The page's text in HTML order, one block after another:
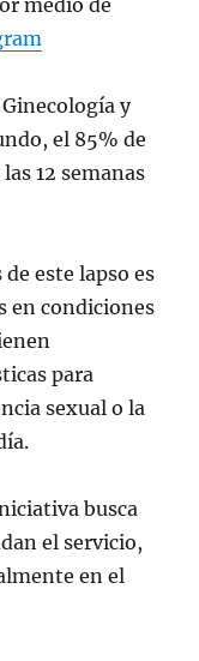
medio de
y
el 85% de
12 semanas
este lapso es
en condiciones
para
sexual o la
busca
el servicio,
en el